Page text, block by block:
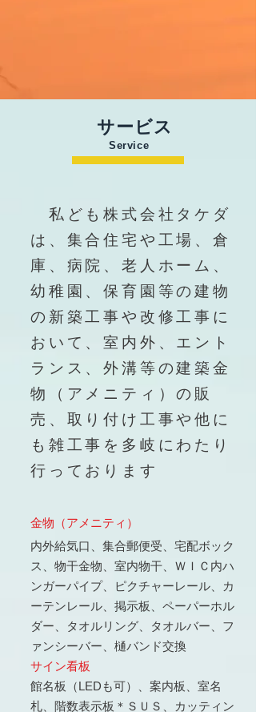
サービス
Service
私ども株式会社タケダ
は、集合住宅や工場、倉
庫、病院、老人ホーム、
幼稚園、保育園等の建物
の新築工事や改修工事に
おいて、室内外、エント
ランス、外溝等の建築金
物（アメニティ）の販
売、取り付け工事や他に
も雑工事を多岐にわたり
行っております
金物（アメニティ）
内外給気口、集合郵便受、宅配ボック
ス、物干金物、室内物干、ＷＩＣ内ハ
ンガーパイプ、ピクチャーレール、カ
ーテンレール、掲示板、ペーパーホル
ダー、タオルリング、タオルバー、フ
ァンシーバー、樋バンド交換
サイン看板
館名板（LEDも可）、案内板、室名
札、階数表示板＊ＳＵＳ、カッティン